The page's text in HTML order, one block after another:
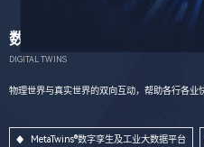
数字孪生
DIGITAL TWINS
物理世界与真实世界的双向互动，帮助各行各业
MetaTwins®数字孪生及工业大数据平台